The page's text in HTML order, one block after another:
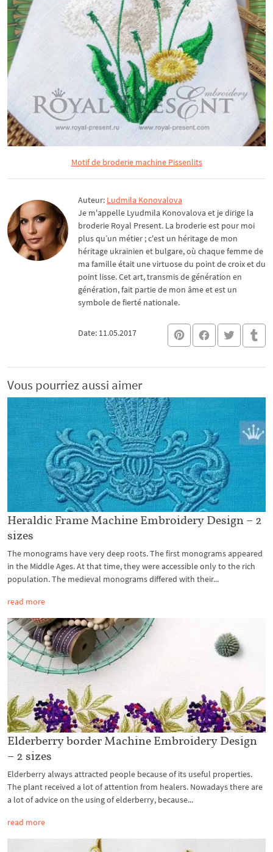
Motif de broderie machine Pissenlits
Auteur: Ludmila Konovalova
Je m'appelle Lyudmila Konovalova et je dirige la
broderie Royal Present. La broderie est pour moi
plus qu’un métier ; c'est un héritage de mon
héritage ukrainien et bulgare, où chaque femme de
ma famille était une virtuose du point de croix et du
point lisse. Cet art, transmis de génération en
génération, fait partie de mon âme et est un
symbole de fierté nationale.
Date: 11.05.2017
Vous pourriez aussi aimer
Heraldic Frame Machine Embroidery Design – 2
sizes
The monograms have very deep roots. The first monograms appeared
in the Middle Ages. At that time, they were accessible only to the rich
population. The medieval monograms differed with their...
read more
Elderberry border Machine Embroidery Design
– 2 sizes
Elderberry always attracted people because of its useful properties.
The plant received a lot of attention from healers. Nowadays there are
a lot of advice on the using of elderberry, because...
read more